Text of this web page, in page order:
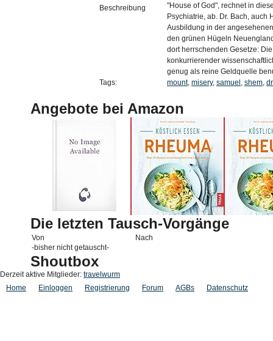
Beschreibung
"House of God", rechnet in
Psychiatrie, ab. Dr. Bach, auch
Ausbildung in der
den grünen Hügeln
dort herrschenden Gesetze:
konkurrierender
genug als reine Geldquelle
Tags:
mount, misery, samuel , shem,
Angebote bei Amazon
Die letzten Tausch-Vorgänge
Von
Nach
-bisher nicht getauscht-
Shoutbox
Derzeit aktive Mitglieder: travelwurm
Home
Einloggen Registrierung Forum AGBs Datenschutz